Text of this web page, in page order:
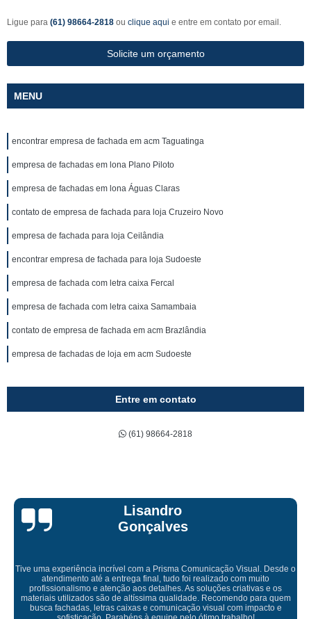
Ligue para (61) 98664-2818 ou clique aqui e entre em contato por email.
Solicite um orçamento
MENU
encontrar empresa de fachada em acm Taguatinga
empresa de fachadas em lona Plano Piloto
empresa de fachadas em lona Águas Claras
contato de empresa de fachada para loja Cruzeiro Novo
empresa de fachada para loja Ceilândia
encontrar empresa de fachada para loja Sudoeste
empresa de fachada com letra caixa Fercal
empresa de fachada com letra caixa Samambaia
contato de empresa de fachada em acm Brazlândia
empresa de fachadas de loja em acm Sudoeste
Entre em contato
(61) 98664-2818
Bruna Eduarda
Empresa maravilhosa, entregue antes do prazo e a instalação da lona
ficou perfeita, indico de olhos fechados